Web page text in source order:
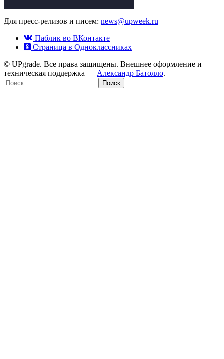
Для пресс-релизов и писем: news@upweek.ru
Паблик во ВКонтакте
Страница в Одноклассниках
© UPgrade. Все права защищены. Внешнее оформление и
техническая поддержка — Александр Батолло.
Найти: